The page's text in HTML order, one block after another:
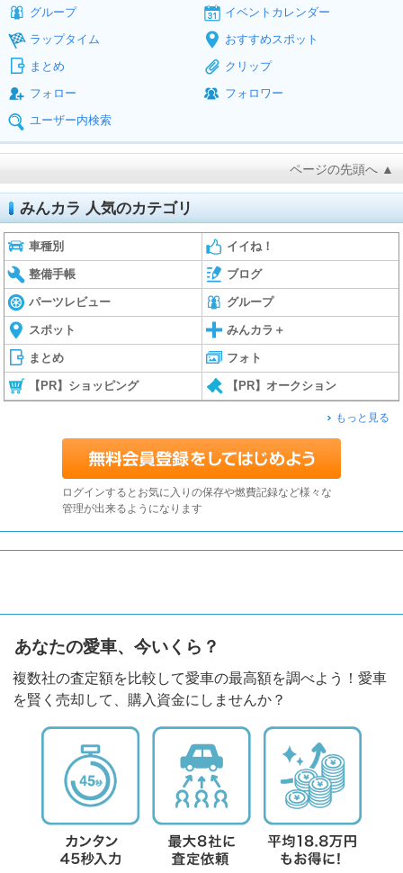
グループ
イベントカレンダー
ラップタイム
おすすめスポット
まとめ
クリップ
フォロー
フォロワー
ユーザー内検索
ページの先頭へ ▲
みんカラ 人気のカテゴリ
車種別 イイね！
整備手帳 ブログ
パーツレビュー グループ
スポット みんカラ＋
まとめ フォト
【PR】ショッピング 【PR】オークション
もっと見る
ログインするとお気に入りの保存や燃費記録など様々な
管理が出来るようになります
あなたの愛車、今いくら？
複数社の査定額を比較して愛車の最高額を調べよう！愛車
を賢く売却して、購入資金にしませんか？